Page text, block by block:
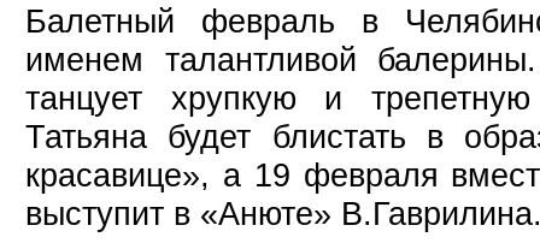
Балетный февраль в
именем талантливой
танцует хрупкую и
Татьяна будет блистать в
красавице», а 19 февраля
выступит в «Анюте»